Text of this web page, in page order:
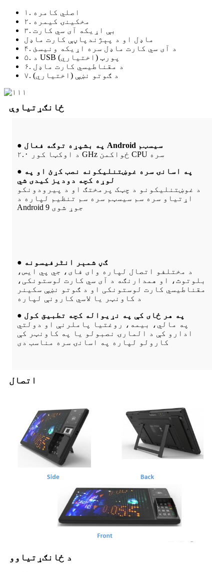
۱. اصلي کامره
۲. مخکینۍ کیمره
۳. بې اړیکه آی سي کارت
ماډل او د پېژندپاڼې کارت ماډل
۴. د آی سي کارت ماډل سره اړیکه ونیسئ
۵. د USB پورټ (اختیاري)
۶. د مقناطیسي کارت ماډل
۷. د ګوتو نښې (اختیاري)
ځانګړتیاوې
● په بشپړه توګه فعال Android سیسټم
د اوکټا کور ۲.۰ GHz ځواکمن CPU سره
● په اسانۍ سره غوښتنلیکونه نصب کړئ او په
لوړه کچه دودیز کیدی شي
د غوښتنلیکونو د چټک پرمختګ او د پیرودونکو
اړتیاو سره سم سیسټم سره سم تنظیم لپاره د
Android 9 جوړ شوی
● ګڼ شمېر انٹرفیسونه
د مختلفو اتصال لپاره وای فای، جي پي ایس،
بلوتوث، او همدارنګه د آی سي کارت لوستونکی،
مقناطیسي کارت لوستونکی او د ګوتو نښې سکینر
د کاونټر یا لاسي کارونې لپاره
● په هر ځای کې په نړیواله کچه تطبیق کول
په مالي، بیمه، روغتیا پاملرنې او دولتي
ادارو کې د المارۍ نصبولو یا په کاونټر کې
کارولو لپاره په اسانۍ سره مناسب دی
اتصال
د ځانګړتیاوو